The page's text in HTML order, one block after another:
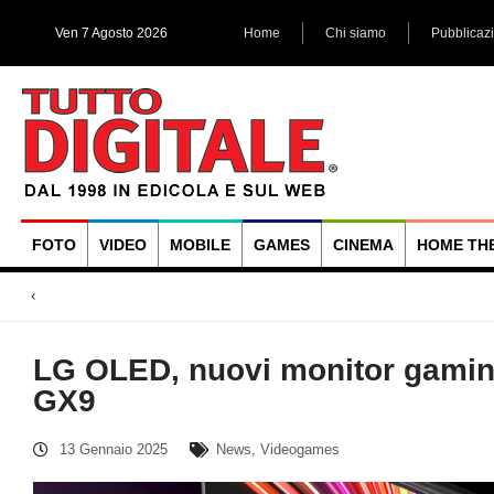
Ven 7 Agosto 2026 Home Chi siamo
FOTO VIDEO MOBILE GAMES CINEMA HOME
LG OLED, nuovi monitor
GX9
13 Gennaio 2025 News, Videogames